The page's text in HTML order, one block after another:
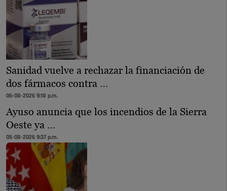
Sanidad vuelve a rechazar la financiación de
dos fármacos contra …
06-08-2026 9:18 p.m.
Ayuso anuncia que los incendios de la Sierra
Oeste ya …
05-08-2026 9:37 p.m.